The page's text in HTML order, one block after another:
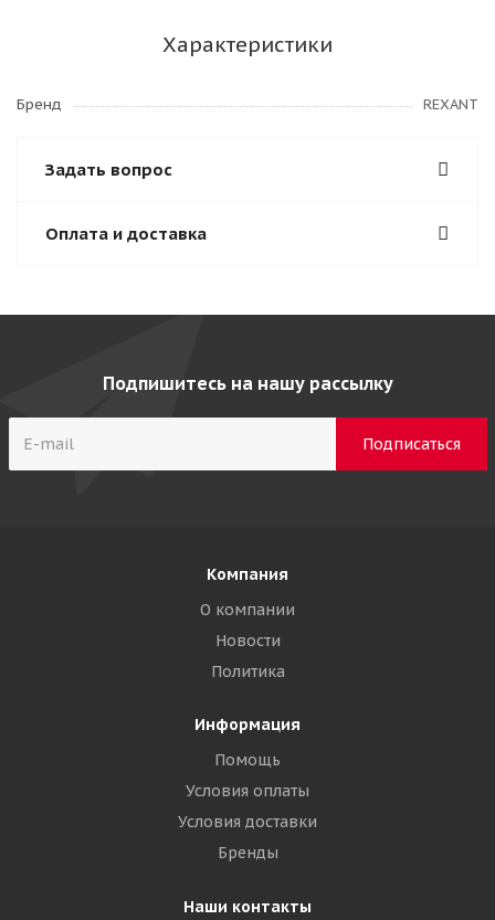
Характеристики
Бренд REXANT
Задать вопрос
Оплата и доставка
Подпишитесь на нашу рассылку
Компания
О компании
Новости
Политика
Информация
Помощь
Условия оплаты
Условия доставки
Бренды
Наши контакты